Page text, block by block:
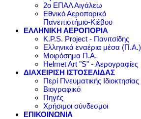
2ο ΕΠΑΛ Αιγάλεω
Εθνικό Αεροπορικό
Πανεπιστήμιο-Κιέβου
ΕΛΛΗΝΙΚΗ ΑΕΡΟΠΟΡΙΑ
K.P.S. Project - Πανιτσίδης
Ελληνικά εναέρια μέσα (Π.Α.)
Μοιρόσημα Π.Α.
Helmet Art "S" - Αερογραφίες
ΔΙΑΧΕΙΡΙΣΗ ΙΣΤΟΣΕΛΙΔΑΣ
Περί Πνευματικής Ιδιοκτησίας
Βιογραφικό
Πηγές
Χρήσιμοι σύνδεσμοι
ΕΠΙΚΟΙΝΩΝΙΑ